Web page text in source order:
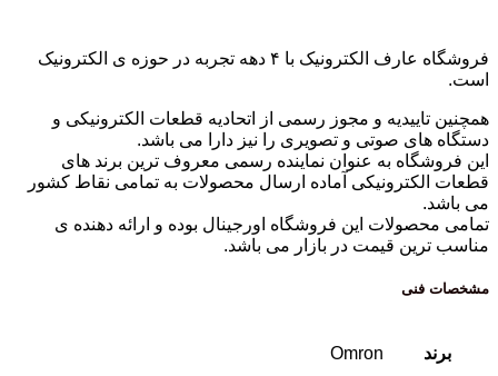
فروشگاه عارف الکترونیک با ۴ دهه تجربه در حوزه ی الکترونیک
است.
همچنین تاییدیه و مجوز رسمی از اتحادیه قطعات الکترونیکی و
دستگاه های صوتی و تصویری را نیز دارا می باشد.
این فروشگاه به عنوان نماینده رسمی معروف ترین برند های
قطعات الکترونیکی آماده ارسال محصولات به تمامی نقاط کشور
می باشد.
تمامی محصولات این فروشگاه اورجینال بوده و ارائه دهنده ی
مناسب ترین قیمت در بازار می باشد.
مشخصات فنی
برند Omron